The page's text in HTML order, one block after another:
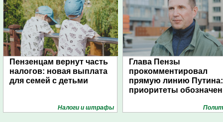
Пензенцам вернут часть
налогов: новая выплата
для семей с детьми
Налоги и штрафы
Глава Пензы
прокомментировал
прямую линию Путина:
приоритеты